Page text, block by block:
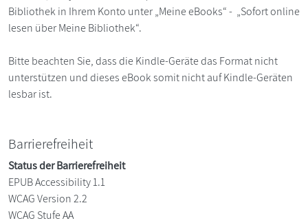
Bibliothek in Ihrem Konto unter „Meine eBooks“ - „Sofort online
lesen über Meine Bibliothek“.
Bitte beachten Sie, dass die Kindle-Geräte das Format nicht
unterstützen und dieses eBook somit nicht auf Kindle-Geräten
lesbar ist.
Barrierefreiheit
Status der Barrierefreiheit
EPUB Accessibility 1.1
WCAG Version 2.2
WCAG Stufe AA